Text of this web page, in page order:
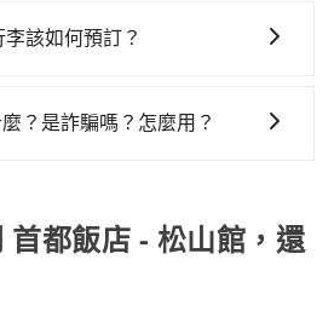
上，現在還不馬上來預約
時間但上一位用戶卻遲遲尚未歸
方便，但實際使用時還是有其區
。您可以善用大眾運輸，例如：
，讓您更加輕鬆自在。
該如何預訂？
大件行李、衝浪板、樂器、廣告
在預定前，建議先丈量好尺寸，
客服洽詢，確認沒問題再下訂。
？是詐騙嗎？怎麼用？
審查，費用還可於訂單成立後的
ATM繳費即可。
首都飯店 - 松山館，還